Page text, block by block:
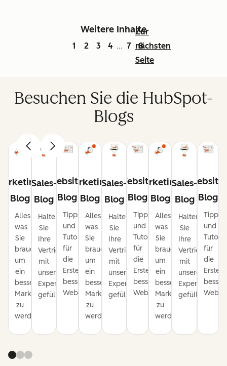
Weitere Inhalte
1 2 3 4 ... 7 8
Zur
nächsten
Seite
Besuchen Sie die HubSpot-
Blogs
Blog
Alles,
was
Sie
brauchen,
um
ein
besserer
Marketer
zu
werden.
Sales-
Blog
Halten
Sie
Ihre
Vertriebspipeline
mit
unseren
Expertentipps
gefüllt.
Website-
Blog
Tipps
und
Tutorials
für
die
Erstellung
besserer
Websites.
Marketing-
Blog
Alles,
was
Sie
brauchen,
um
ein
besserer
Marketer
zu
werden.
Sales-
Blog
Halten
Sie
Ihre
Vertriebspipeline
mit
unseren
Expertentipps
gefüllt.
Website-
Blog
Tipps
und
Tutorials
für
die
Erstellung
besserer
Websites.
Marketing-
Blog
Alles,
was
Sie
brauchen,
um
ein
besserer
Marketer
zu
werden.
Sales-
Blog
Halten
Sie
Ihre
mit
unseren
Expertentipps
gefüllt.
Website-
Blog
Tipps
und
für
die